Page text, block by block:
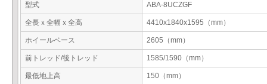
型式 ABA-8UCZGF
全長ｘ全幅ｘ全高 4410x1840x1595（mm）
ホイールベース 2605（mm）
前トレッド/後トレッド 1585/1590（mm）
最低地上高 150（mm）